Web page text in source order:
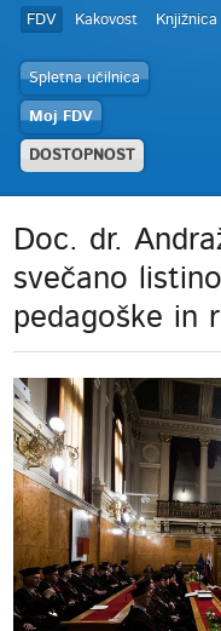
FDV Kakovost Knjižnica
Spletna učilnica
Moj FDV
DOSTOPNOST
Doc. dr.
svečano
pedagoške in